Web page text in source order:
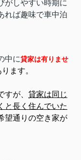
がしやすい時期に
れば趣味で車中泊
中に貸家は有りませ
ます。
が、 貸家は同じ
と長く住んでいた
望通りの空き家が